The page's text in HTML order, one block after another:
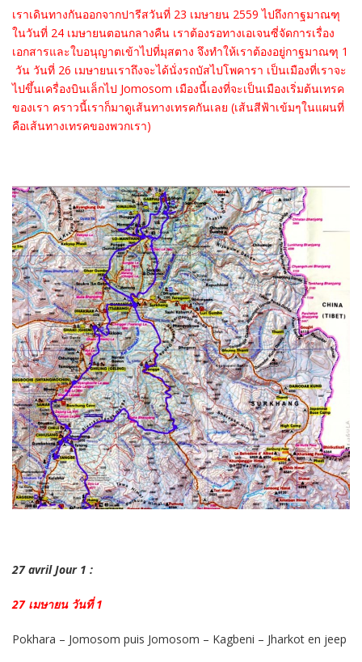
เราเดินทางกันออกจากปารีสวันที่ 23 เมษายน 2559 ไปถึงกาฐมาณฑุ
ในวันที่ 24 เมษายนตอนกลางคืน เราต้องรอทางเอเจนซี่จัดการเรื่อง
เอกสารและใบอนุญาตเข้าไปที่มุสตาง จึงทำให้เราต้องอยู่กาฐมาณฑุ 1
วัน วันที่ 26 เมษายนเราถึงจะได้นั่งรถบัสไปโพคารา เป็นเมืองที่เราจะ
ไปขึ้นเครื่องบินเล็กไป Jomosom เมืองนี้เองที่จะเป็นเมืองเริ่มต้นเทรค
ของเรา คราวนี้เราก็มาดูเส้นทางเทรคกันเลย (เส้นสีฟ้าเข้มๆในแผนที่
คือเส้นทางเทรคของพวกเรา)
27 avril Jour 1 :
27 เมษายน วันที่ 1
Pokhara – Jomosom puis Jomosom – Kagbeni – Jharkot en jeep